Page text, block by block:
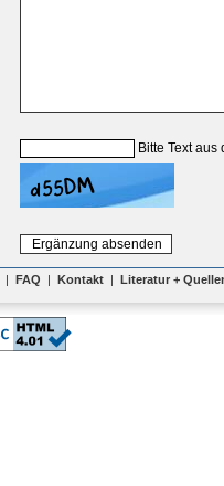
Bitte Text
| FAQ | Kontakt | Literatur +